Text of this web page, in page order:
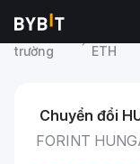
Thị
trường
ETH
Chuyển đổi
FORINT